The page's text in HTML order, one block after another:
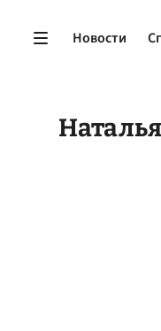
Новости